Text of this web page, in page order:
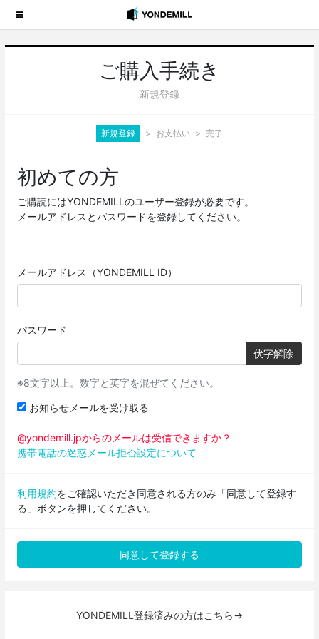
ご購入手続き
新規登録
新規登録 お支払い 完了
初めての方
ご購読にはYONDEMILLのユーザー登録が必要です。
メールアドレスとパスワードを登録してください。
メールアドレス（YONDEMILL ID）
パスワード
伏字解除
※8文字以上。数字と英字を混ぜてください。
お知らせメールを受け取る
@yondemill.jpからのメールは受信できますか？
携帯電話の迷惑メール拒否設定について
利用規約をご確認いただき同意される方のみ「同意して登録す
る」ボタンを押してください。
YONDEMILL登録済みの方はこちら→